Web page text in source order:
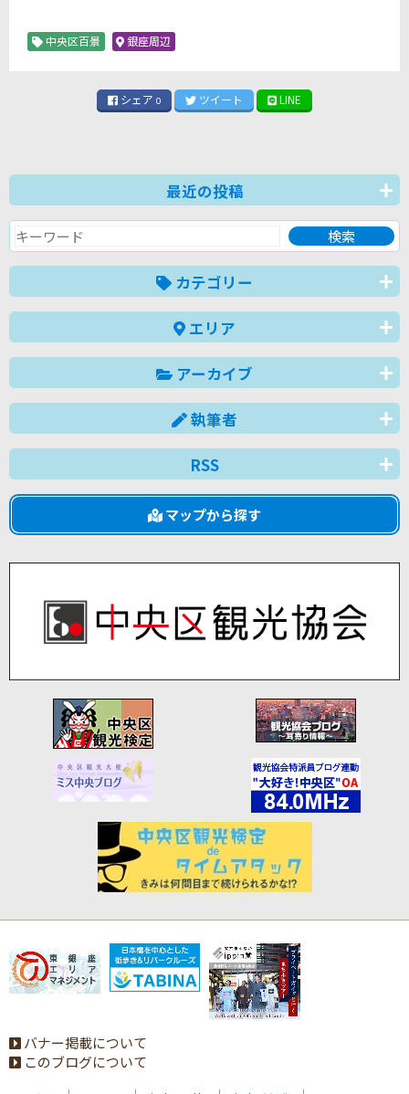
中央区百景 銀座周辺
シェア 0 ツイート LINE
最近の投稿
カテゴリー
エリア
アーカイブ
執筆者
RSS
マップから探す
バナー掲載について
このブログについて